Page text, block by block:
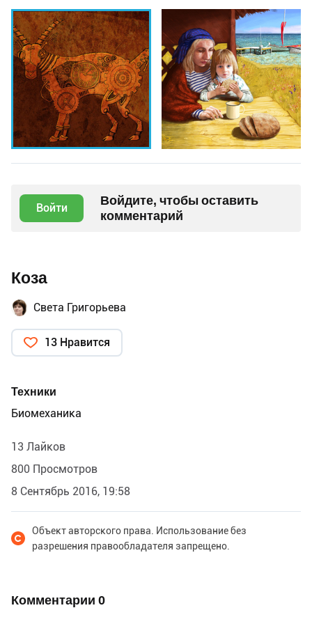
Войти
Войдите, чтобы оставить
комментарий
Коза
Света Григорьева
13 Нравится
Техники
Биомеханика
13 Лайков
800 Просмотров
8 Сентябрь 2016, 19:58
Объект авторского права. Использование без
разрешения правообладателя запрещено.
Комментарии 0